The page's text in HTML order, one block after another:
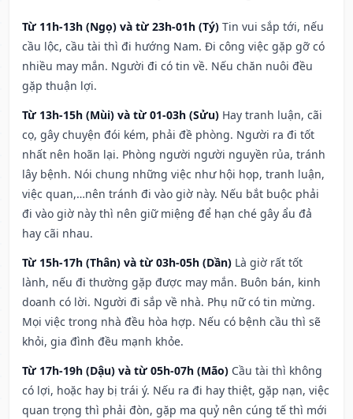
Từ 11h-13h (Ngọ) và từ 23h-01h (Tý) Tin vui sắp tới, nếu
cầu lộc, cầu tài thì đi hướng Nam. Đi công việc gặp gỡ có
nhiều may mắn. Người đi có tin về. Nếu chăn nuôi đều
gặp thuận lợi.
Từ 13h-15h (Mùi) và từ 01-03h (Sửu) Hay tranh luận, cãi
cọ, gây chuyện đói kém, phải đề phòng. Người ra đi tốt
nhất nên hoãn lại. Phòng người người nguyền rủa, tránh
lây bệnh. Nói chung những việc như hội họp, tranh luận,
việc quan,…nên tránh đi vào giờ này. Nếu bắt buộc phải
đi vào giờ này thì nên giữ miệng để hạn ché gây ẩu đả
hay cãi nhau.
Từ 15h-17h (Thân) và từ 03h-05h (Dần) Là giờ rất tốt
lành, nếu đi thường gặp được may mắn. Buôn bán, kinh
doanh có lời. Người đi sắp về nhà. Phụ nữ có tin mừng.
Mọi việc trong nhà đều hòa hợp. Nếu có bệnh cầu thì sẽ
khỏi, gia đình đều mạnh khỏe.
Từ 17h-19h (Dậu) và từ 05h-07h (Mão) Cầu tài thì không
có lợi, hoặc hay bị trái ý. Nếu ra đi hay thiệt, gặp nạn, việc
quan trọng thì phải đòn, gặp ma quỷ nên cúng tế thì mới